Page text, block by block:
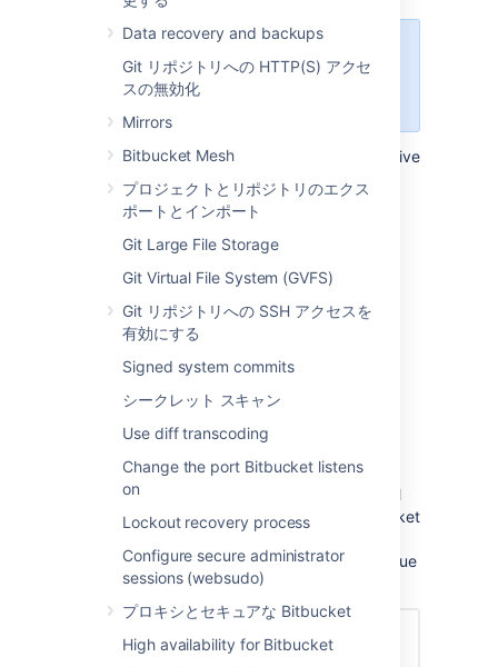
Data recovery and backups
Git リポジトリへの HTTP(S) アクセ
スの無効化
Mirrors
Bitbucket Mesh
プロジェクトとリポジトリのエクス
ポートとインポート
Git Large File Storage
Git Virtual File System (GVFS)
Git リポジトリへの SSH アクセスを
有効にする
Signed system commits
シークレット スキャン
Use diff transcoding
Change the port Bitbucket listens
on
Lockout recovery process
Configure secure administrator
sessions (websudo)
プロキシとセキュアな Bitbucket
High availability for Bitbucket
repository level, will override the
setting for it at the project level.
To configure the automatic declining of inactive
pull requests in a single repository:
SelectRepository settings
decline
from the project settings.
SelectUse custom settings.
Select theAuto-decline pull requests
check-box to enable it.
request will be automatically declined
from 1, 2, 4, 8, or 12 weeks.
[保存]
を選択します。
Once the configuration is saved,
inactive pull
requests will become declined by the
Bitbucket
indicating that the reason for the decline is due
to inactivity.